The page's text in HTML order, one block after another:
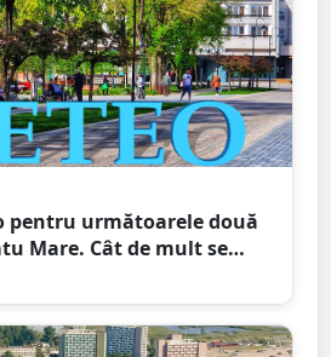
pentru următoarele două
Mare. Cât de mult se